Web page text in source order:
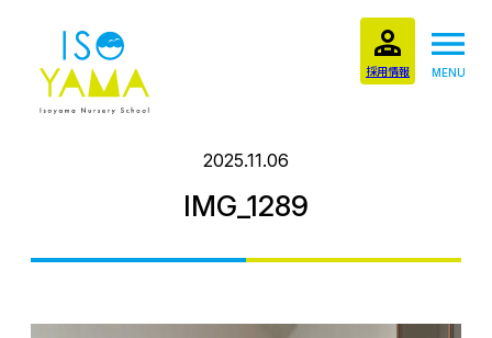
MENU
採用情報
2025.11.06
IMG_1289